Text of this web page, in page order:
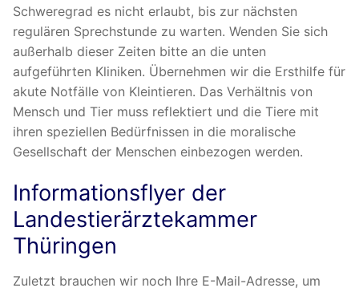
Schweregrad es nicht erlaubt, bis zur nächsten
regulären Sprechstunde zu warten. Wenden Sie sich
außerhalb dieser Zeiten bitte an die unten
aufgeführten Kliniken. Übernehmen wir die Ersthilfe für
akute Notfälle von Kleintieren. Das Verhältnis von
Mensch und Tier muss reflektiert und die Tiere mit
ihren speziellen Bedürfnissen in die moralische
Gesellschaft der Menschen einbezogen werden.
Informationsflyer der
Landestierärztekammer
Thüringen
Zuletzt brauchen wir noch Ihre E-Mail-Adresse, um